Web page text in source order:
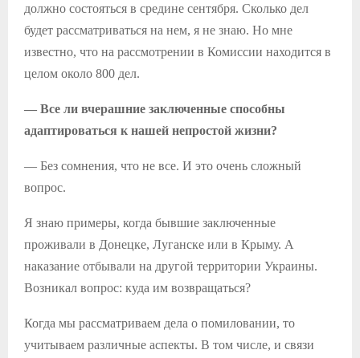
должно состояться в средине сентября. Сколько дел
будет рассматриваться на нем, я не знаю. Но мне
известно, что на рассмотрении в Комиссии находится в
целом около 800 дел.
— Все ли вчерашние заключенные способны
адаптироваться к нашей непростой жизни?
— Без сомнения, что не все. И это очень сложный
вопрос.
Я знаю примеры, когда бывшие заключенные
проживали в Донецке, Луганске или в Крыму. А
наказание отбывали на другой территории Украины.
Возникал вопрос: куда им возвращаться?
Когда мы рассматриваем дела о помиловании, то
учитываем различные аспекты. В том числе, и связи